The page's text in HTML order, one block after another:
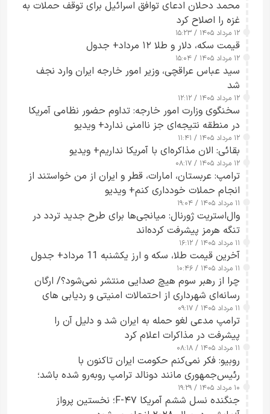
محمد دحلان ادعای توافق اسرائیل برای توقف حملات به
غزه را اصلاح کرد
۱۲ مرداد ۱۴۰۵ / ۱۵:۲۳
قیمت سکه، دلار و طلا ۱۲ مرداد+ جدول
۱۲ مرداد ۱۴۰۵ / ۱۵:۰۴
سید عباس عراقچی، وزیر امور خارجه ایران وارد نجف
شد
۱۲ مرداد ۱۴۰۵ / ۱۲:۱۲
سخنگوی وزارت امور خارجه: تداوم حضور نظامی آمریکا
در منطقه نتیجه‌ای جز ناامنی ندارد+ ویدیو
۱۲ مرداد ۱۴۰۵ / ۱۱:۴۱
بقائی: الان مذاکره‌ای با آمریکا نداریم+ ویدیو
۱۲ مرداد ۱۴۰۵ / ۰۸:۱۷
ترامپ: عربستان، امارات، قطر و ایران از من خواستند از
انجام حملات خودداری کنم+ ویدیو
۱۱ مرداد ۱۴۰۵ / ۱۹:۰۴
وال‌استریت ژورنال: میانجی‌ها برای طرح جدید تردد در
تنگه هرمز پیشرفت کرده‌اند
۱۱ مرداد ۱۴۰۵ / ۱۶:۱۲
آخرین قیمت طلا، سکه و ارز یکشنبه 11 مرداد+ جدول
۱۱ مرداد ۱۴۰۵ / ۱۰:۴۶
چرا از رهبر سوم هیچ صدایی منتشر نمی‌شود؟/ ارگان
رسانه‌ای شهرداری از احتمالات امنیتی و ردیابی های
جاسوسی گفت
۱۱ مرداد ۱۴۰۵ / ۰۹:۱۷
ترامپ مدعی لغو حمله به ایران شد و دلیل آن را
پیشرفت در مذاکرات اعلام کرد
۱۱ مرداد ۱۴۰۵ / ۰۸:۱۸
روبیو: فکر نمی‌کنم حکومت ایران تاکنون با
رئیس‌جمهوری مانند دونالد ترامپ روبه‌رو شده باشد؛
کسی که واقعاً دست به اقدام می‌زند
۱۰ مرداد ۱۴۰۵ / ۱۹:۲۹
جنگنده نسل ششم آمریکا F-۴۷؛ نخستین پرواز